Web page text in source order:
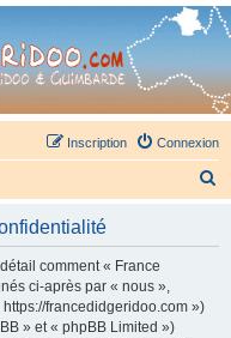
la communauté.
Connexion
Inscription
comment « France
ci-après par « nous »,
francedidgeridoo.com »)
» et « phpBB Limited »)